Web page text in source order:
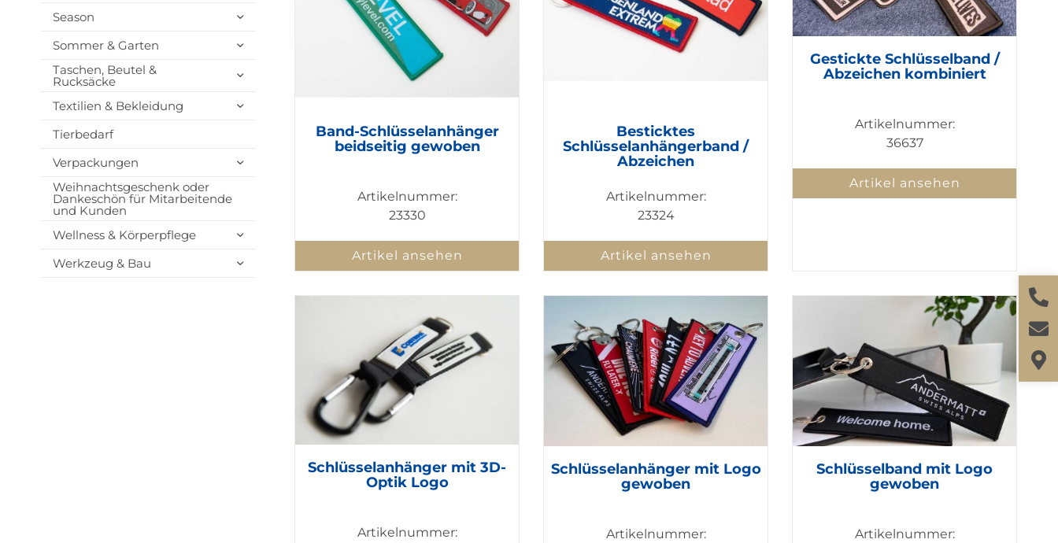
Season
Sommer & Garten
Taschen, Beutel &
Rucksäcke
Textilien & Bekleidung
Tierbedarf
Verpackungen
Weihnachtsgeschenk oder
Dankeschön für Mitarbeitende
und Kunden
Wellness & Körperpflege
Werkzeug & Bau
Band-Schlüsselanhänger
beidseitig gewoben
Artikelnummer:
23330
Artikel ansehen
Besticktes
Schlüsselanhängerband /
Abzeichen
Artikelnummer:
23324
Artikel ansehen
Gestickte Schlüsselband /
Abzeichen kombiniert
Artikelnummer:
36637
Artikel ansehen
Schlüsselanhänger mit 3D-
Optik Logo
Artikelnummer:
Schlüsselanhänger mit Logo
gewoben
Artikelnummer:
Schlüsselband mit Logo
gewoben
Artikelnummer: